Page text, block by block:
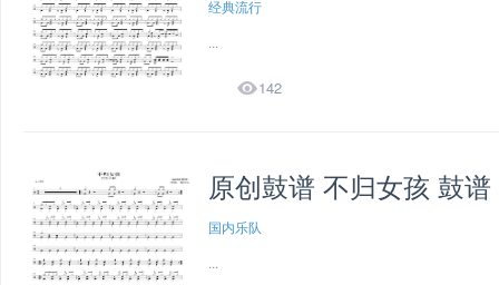
经典流行
142
原创鼓谱 不归女孩 鼓谱
国内乐队